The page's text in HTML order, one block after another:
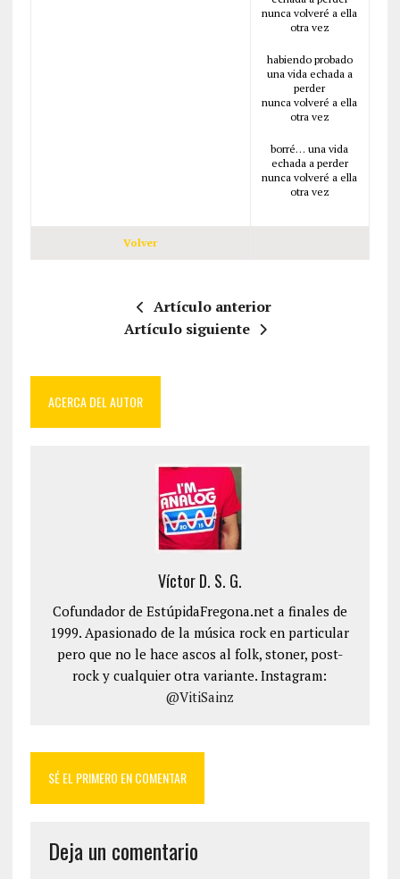
nunca volveré a ella
otra vez
habiendo probado
una vida echada a
perder
nunca volveré a ella
otra vez
borré… una vida
echada a perder
nunca volveré a ella
otra vez
Volver
Artículo anterior
Artículo siguiente
ACERCA DEL AUTOR
Víctor D. S. G.
Cofundador de EstúpidaFregona.net a finales de
1999. Apasionado de la música rock en particular
pero que no le hace ascos al folk, stoner, post-
rock y cualquier otra variante. Instagram:
@VitiSainz
SÉ EL PRIMERO EN COMENTAR
Deja un comentario